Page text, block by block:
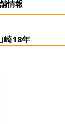
情報
18年